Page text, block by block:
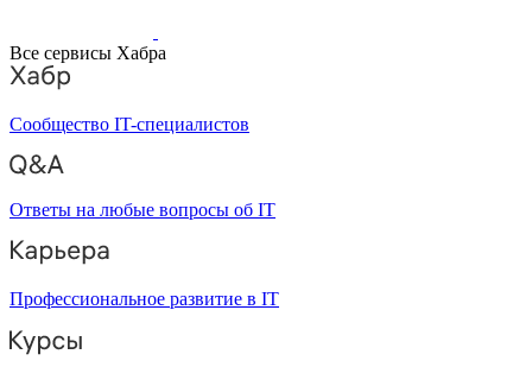
Все сервисы Хабра
Сообщество IT-специалистов
Ответы на любые вопросы об IT
Профессиональное развитие в IT